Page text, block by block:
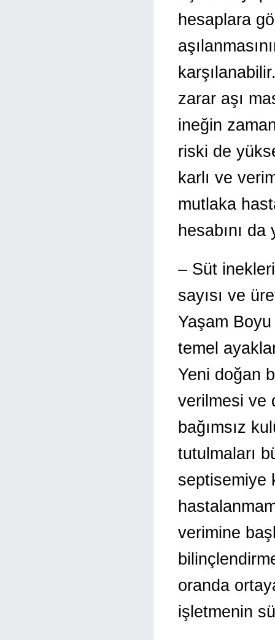
hesaplara
zarar aşı
ineğin
riski de
karlı ve
mutlaka
hesabını
– Süt
sayısı ve
Yaşam Boyu
temel
Yeni doğan
verilmesi ve
bağımsız
tutulmaları
septisemiye
verimine
oranda
işletmenin